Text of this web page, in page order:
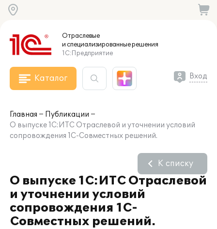
Отраслевые
и специализированныерешения
1С:Предприятие
Каталог Вход
Главная
Публикации
О выпуске 1С:ИТС Отраслевой и уточнении условий
сопровождения 1С-Совместных решений.
О выпуске 1С:ИТС Отраслевой
и уточнении условий
сопровождения 1С-
Совместных решений.
К списку